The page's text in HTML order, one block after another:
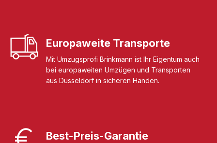
Europaweite Transporte
Mit Umzugsprofi Brinkmann ist Ihr Eigentum auch
bei europaweiten Umzügen und Transporten
aus Düsseldorf in sicheren Händen.
Best-Preis-Garantie